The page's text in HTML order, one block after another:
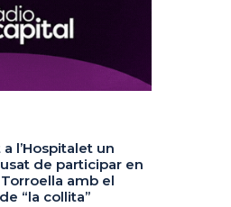
l’Hospitalet un
de participar en
amb el
“la collita”